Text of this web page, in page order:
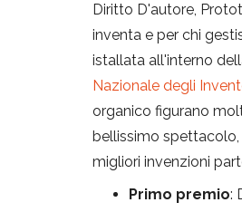
Diritto D'autore,
inventa e per chi
istallata all'interno
Nazionale degli
organico figurano
bellissimo spettacolo,
migliori invenzioni
Primo premio: